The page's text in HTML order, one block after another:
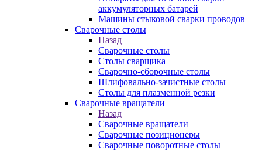
аккумуляторных батарей
Машины стыковой сварки проводов
Сварочные столы
Назад
Сварочные столы
Столы сварщика
Сварочно-сборочные столы
Шлифовально-зачистные столы
Столы для плазменной резки
Сварочные вращатели
Назад
Сварочные вращатели
Сварочные позиционеры
Сварочные поворотные столы